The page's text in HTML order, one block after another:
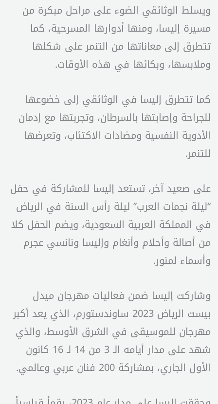
ويسلط الوثائقي الضوء على مراحل مبكرة من
مسيرة إليسا، ومنها أدوارها المسرحية، كما
تتطرق إلى معاناتها من التنمر على شكلها
وملابسها، وبكائها في هذه الأوقات.
كما تتطرق إليسا في الوثائقي إلى خضوعها
للجراحة وإصابتها بالسرطان، وتجربتها مع إدمان
الأدوية النفسية ومضادات الاكتئاب، وتعرضها
للتنمر.
على صعيد آخر، تستعد إليسا للمشاركة في حفل
“ليلة نجمات العرب” ليلة رأس السنة في الرياض
في المملكة العربية السعودية، ويضم الحفل كلا
من أصالة وأحلام وأنغام وإليسا ونانسي عجرم
وأسماء لمنور.
وشاركت إليسا ضمن فعاليات مهرجان ميدل
بيست الرياض 2023 ساوندستورم، الذي يعد أكبر
مهرجان للموسيقى في الشرق الأوسط، والذي
شهد على مدار أيامه الـ 3 من 14 لـ 16 كانون
الأول الجاري، بمشاركة 200 فنان عربي وعالمي.